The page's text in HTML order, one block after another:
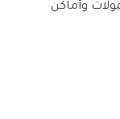
وأماكن